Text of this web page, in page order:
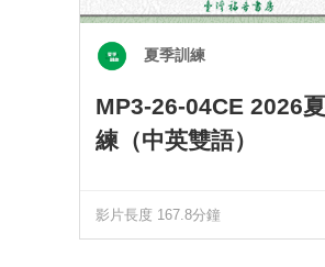
夏季訓練
MP3-26-04CE 2026夏
練（中英雙語）
影片長度 167.8分鐘